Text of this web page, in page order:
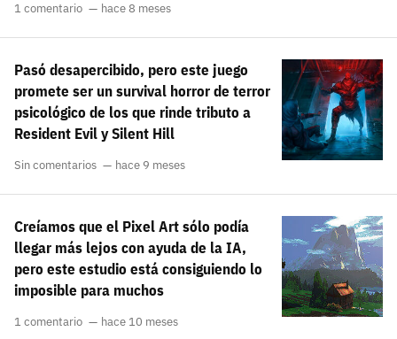
1 comentario hace 8 meses
Pasó desapercibido, pero este juego
promete ser un survival horror de terror
psicológico de los que rinde tributo a
Resident Evil y Silent Hill
Sin comentarios hace 9 meses
Creíamos que el Pixel Art sólo podía
llegar más lejos con ayuda de la IA,
pero este estudio está consiguiendo lo
imposible para muchos
1 comentario hace 10 meses